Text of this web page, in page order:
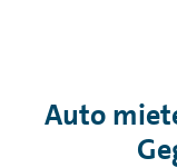
Auto